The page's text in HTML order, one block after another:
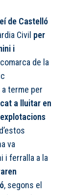
de Castelló
Civil per
i
de la
a terme per
a lluitar en
va
i ferralla a la
, segons el